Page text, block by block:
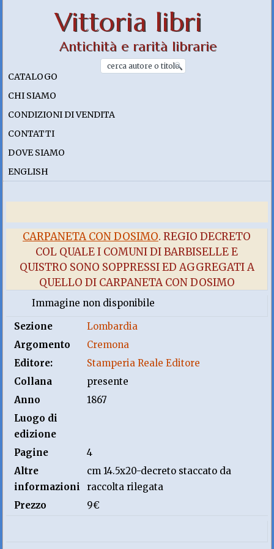
Vittoria libri
Antichità e rarità librarie
CATALOGO
CHI SIAMO
CONDIZIONI DI VENDITA
CONTATTI
DOVE SIAMO
ENGLISH
CARPANETA CON DOSIMO. REGIO DECRETO
COL QUALE I COMUNI DI BARBISELLE E
QUISTRO SONO SOPPRESSI ED AGGREGATI A
QUELLO DI CARPANETA CON DOSIMO
Immagine non disponibile
Sezione
Lombardia
Argomento
Cremona
Editore:
Stamperia Reale Editore
Collana
presente
Anno
1867
Luogo di
edizione
Pagine
4
Altre
informazioni
cm 14.5x20-decreto staccato da
raccolta rilegata
Prezzo
9€